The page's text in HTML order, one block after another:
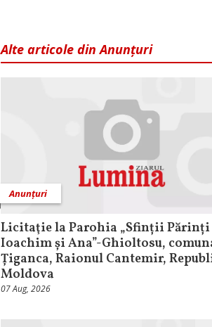
Alte articole din Anunțuri
Anunțuri
Licitaţie la Parohia „Sfinții Părinți
Ioachim și Ana”-Ghioltosu,
Țiganca, Raionul Cantemir,
Moldova
07 Aug, 2026